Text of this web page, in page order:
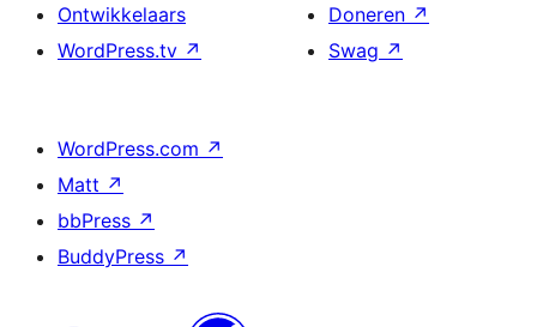
Ontwikkelaars
WordPress.tv ↗
Doneren ↗
Swag ↗
WordPress.com ↗
Matt ↗
bbPress ↗
BuddyPress ↗